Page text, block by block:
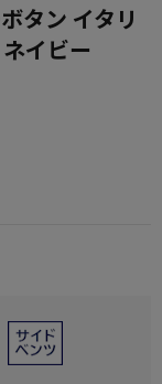
タン イタリ
イビー